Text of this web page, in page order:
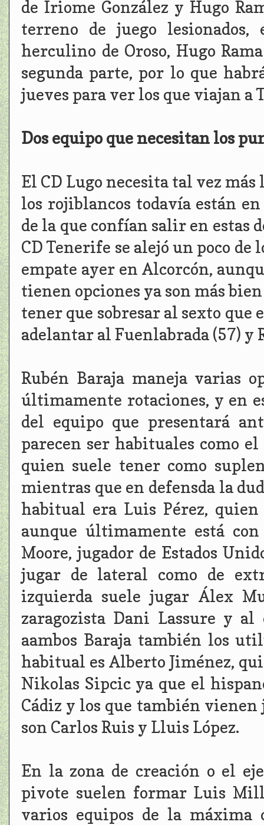
de Iriome González y Hugo
terreno de juego
herculino de Oroso, Hugo
segunda parte, por lo que
jueves para ver los que viajan a
Dos equipo que necesitan los
El CD Lugo necesita tal vez
los rojiblancos todavía están en
de la que confían salir en estas
CD Tenerife se alejó un poco
empate ayer en Alcorcón,
tienen opciones ya son más
tener que sobresar al sexto
adelantar al Fuenlabrada (57) y
Rubén Baraja maneja varias
últimamente rotaciones, y en
del equipo que presentará
parecen ser habituales como
quien suele tener como
mientras que en defensda la
habitual era Luis Pérez,
aunque últimamente está
Moore, jugador de Estados
jugar de lateral como de
izquierda suele jugar Álex
zaragozista Dani Lassure y
aambos Baraja también los
habitual es Alberto Jiménez,
Nikolas Sipcic ya que el
Cádiz y los que también vienen
son Carlos Ruis y Lluis López.
En la zona de creación o el
pivote suelen formar Luis
varios equipos de la máxima